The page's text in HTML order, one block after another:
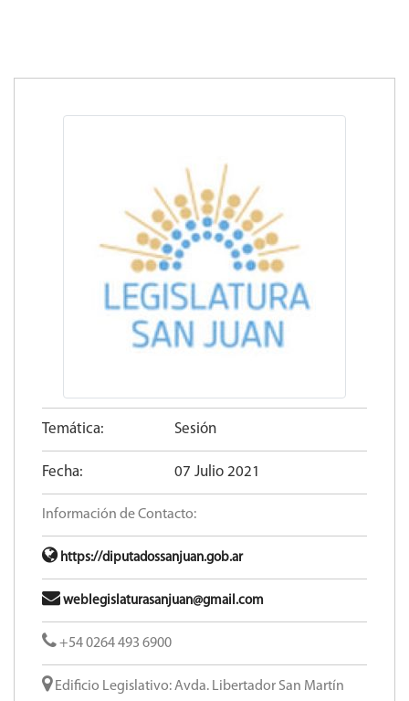
Temática: Sesión
Fecha: 07 Julio 2021
Información de Contacto:
https://diputadossanjuan.gob.ar
weblegislaturasanjuan@gmail.com
+54 0264 493 6900
Edificio Legislativo: Avda. Libertador San Martín